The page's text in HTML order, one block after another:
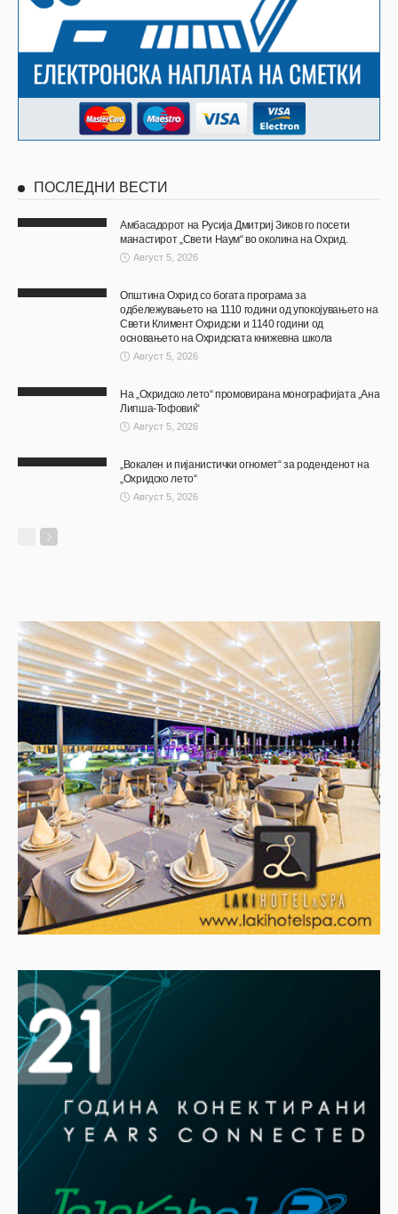
ПОСЛЕДНИ ВЕСТИ
Амбасадорот на Русија Дмитриј Зиков го посети
манастирот „Свети Наум“ во околина на Охрид.
Август 5, 2026
Општина Охрид со богата програма за
одбележувањето на 1110 години од упокојувањето на
Свети Климент Охридски и 1140 години од
основањето на Охридската книжевна школа
Август 5, 2026
На „Охридско лето“ промовирана монографијата „Ана
Липша-Тофовиќ“
Август 5, 2026
„Вокален и пијанистички огномет“ за роденденот на
„Охридско лето“
Август 5, 2026